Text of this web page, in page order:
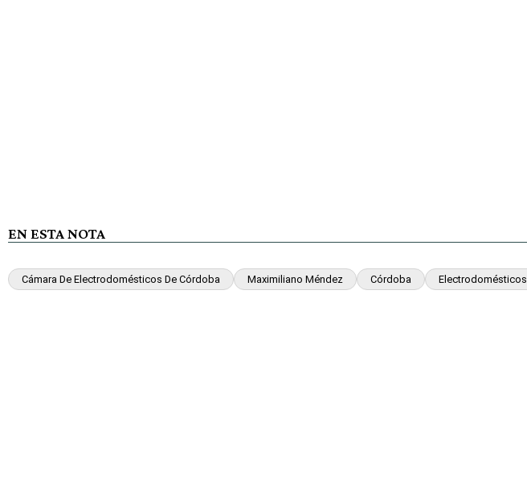
EN ESTA NOTA
Cámara De Electrodomésticos De Córdoba Maximiliano Méndez Córdoba Electrodomésticos